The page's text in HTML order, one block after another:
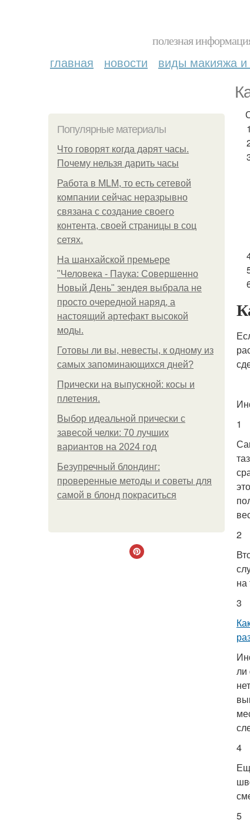
полезная
главная новости виды макияжа и
Популярные материалы
Что говорят когда дарят часы.
Почему нельзя дарить часы
Работа в MLM, то есть сетевой
компании сейчас неразрывно
связана с создание своего
контента, своей страницы в соц
сетях.
На шанхайской премьере
"Человека - Паука: Совершенно
Новый День" зендея выбрала не
просто очередной наряд, а
настоящий артефакт высокой
моды.
Готовы ли вы, невесты, к одному из
самых запоминающихся дней?
Прически на выпускной: косы и
плетения.
Выбор идеальной прически с
завесой челки: 70 лучших
вариантов на 2024 год
Безупречный блондинг:
проверенные методы и советы для
самой в блонд покраситься
1
2
на
3
ли
4
5